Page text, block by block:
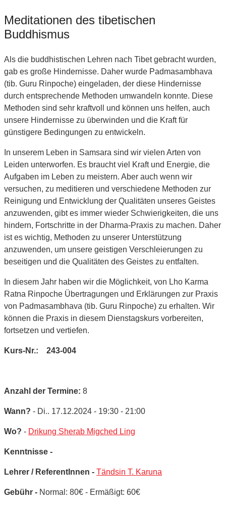
Meditationen des tibetischen
Buddhismus
Als die buddhistischen Lehren nach Tibet gebracht wurden,
gab es große Hindernisse. Daher wurde Padmasambhava
(tib. Guru Rinpoche) eingeladen, der diese Hindernisse
durch entsprechende Methoden umwandeln konnte. Diese
Methoden sind sehr kraftvoll und können uns helfen, auch
unsere Hindernisse zu überwinden und die Kraft für
günstigere Bedingungen zu entwickeln.
In unserem Leben in Samsara sind wir vielen Arten von
Leiden unterworfen. Es braucht viel Kraft und Energie, die
Aufgaben im Leben zu meistern. Aber auch wenn wir
versuchen, zu meditieren und verschiedene Methoden zur
Reinigung und Entwicklung der Qualitäten unseres Geistes
anzuwenden, gibt es immer wieder Schwierigkeiten, die uns
hindern, Fortschritte in der Dharma-Praxis zu machen. Daher
ist es wichtig, Methoden zu unserer Unterstützung
anzuwenden, um unsere geistigen Verschleierungen zu
beseitigen und die Qualitäten des Geistes zu entfalten.
In diesem Jahr haben wir die Möglichkeit, von Lho Karma
Ratna Rinpoche Übertragungen und Erklärungen zur Praxis
von Padmasambhava (tib. Guru Rinpoche) zu erhalten. Wir
können die Praxis in diesem Dienstagskurs vorbereiten,
fortsetzen und vertiefen.
Kurs-Nr.: 243-004
Anzahl der Termine: 8
Wann? - Di.. 17.12.2024 - 19:30 - 21:00
Wo? - Drikung Sherab Migched Ling
Kenntnisse -
Lehrer / ReferentInnen - Tändsin T. Karuna
Gebühr - Normal: 80€ - Ermäßigt: 60€